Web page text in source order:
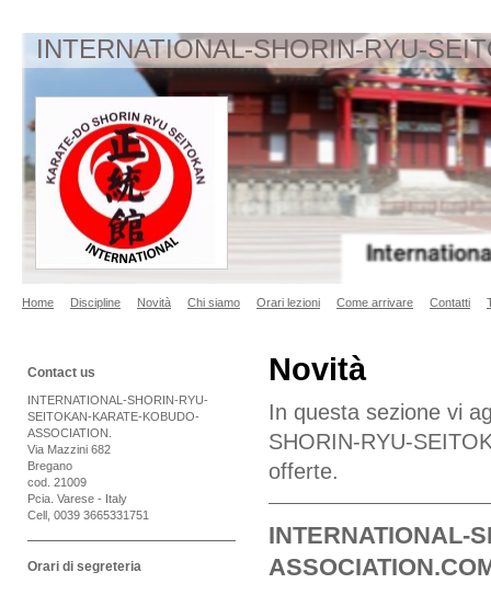
INTERNATIONAL-SHORIN-RYU-
Home Discipline Novità Chi siamo Orari lezioni Come arrivare Contatti
Novità
In questa sezione vi
SHORIN-RYU-
offerte.
INTERNATIONAL-
Contact us
INTERNATIONAL-SHORIN-RYU-
SEITOKAN-KARATE-KOBUDO-
ASSOCIATION.
Via Mazzini 682
Bregano
cod. 21009
Pcia. Varese - Italy
Cell, 0039 3665331751
Orari di segreteria